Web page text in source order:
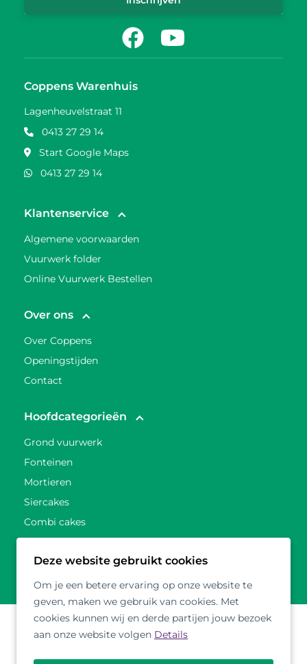
FacebookYoutube
Coppens Warenhuis
Lagenheuvelstraat 11
0413 27 29 14
Start Google Maps
0413 27 29 14
Klantenservice
Algemene voorwaarden
Vuurwerk folder
Online Vuurwerk Bestellen
Over ons
Over Coppens
Openingstijden
Contact
Hoofdcategorieën
Grond vuurwerk
Fonteinen
Mortieren
Siercakes
Combi cakes
Pakket vuurwerk
Totaal overzicht
Deze website gebruikt cookies
Om je een betere ervaring op onze website te
geven, maken we gebruik van cookies. Met
cookies kunnen wij en derde partijen jouw bezoek
aan onze website volgen Details